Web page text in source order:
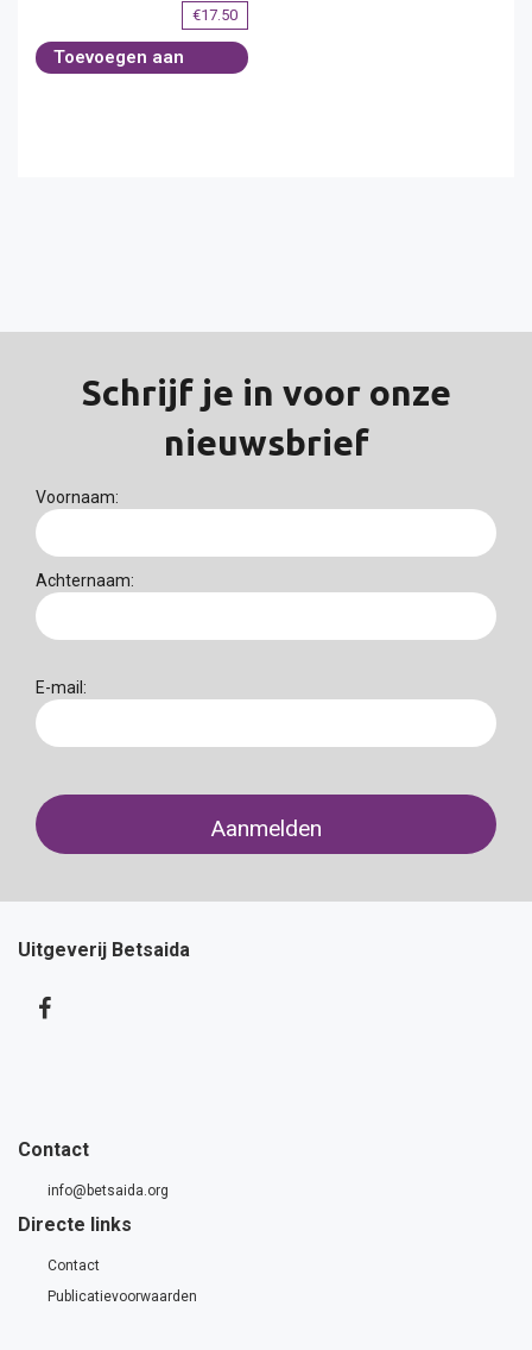
€17.50
Toevoegen aan
Schrijf je in voor onze
nieuwsbrief
Voornaam:
Achternaam:
E-mail:
Uitgeverij Betsaida
Contact
info@betsaida.org
Directe links
Contact
Publicatievoorwaarden